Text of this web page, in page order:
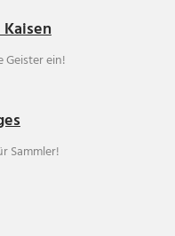
Geister ein!
Sammler!